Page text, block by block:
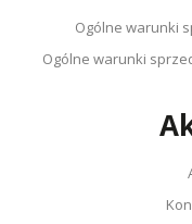
Ogólne warunki
Ogólne warunki